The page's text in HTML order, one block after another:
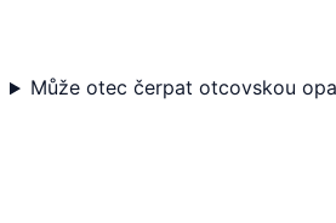
Může otec čerpat otcovskou